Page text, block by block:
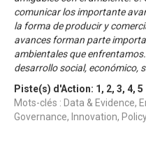
comunicar los importante
la forma de producir y
avances forman parte
ambientales que
desarrollo social, económico,
Piste(s) d'Action: 1 , 2, 3, 4, 5
Mots-clés : Data & Evidence,
Governance, Innovation,